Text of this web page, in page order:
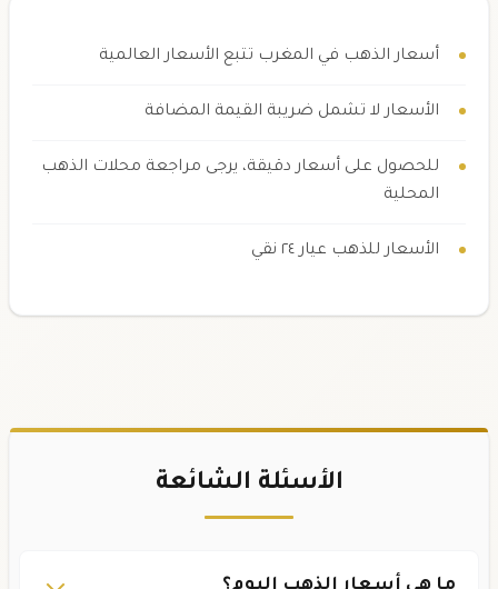
أسعار الذهب في المغرب تتبع الأسعار العالمية
الأسعار لا تشمل ضريبة القيمة المضافة
للحصول على أسعار دقيقة، يرجى مراجعة محلات الذهب
المحلية
الأسعار للذهب عيار ٢٤ نقي
الأسئلة الشائعة